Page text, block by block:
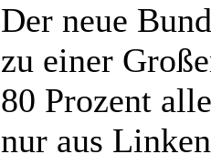
Der neue
zu einer
80 Prozent
nur aus